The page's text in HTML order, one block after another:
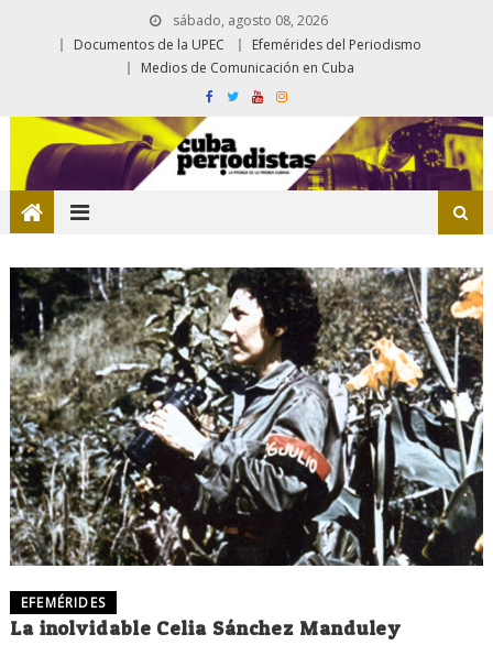
sábado, agosto 08, 2026
Documentos de la UPEC
Efemérides del Periodismo
Medios de Comunicación en Cuba
EFEMÉRIDES
La inolvidable Celia Sánchez Manduley